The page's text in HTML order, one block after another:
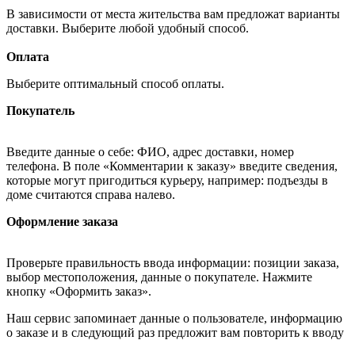
В зависимости от места жительства вам предложат варианты
доставки. Выберите любой удобный способ.
Оплата
Выберите оптимальный способ оплаты.
Покупатель
Введите данные о себе: ФИО, адрес доставки, номер
телефона. В поле «Комментарии к заказу» введите сведения,
которые могут пригодиться курьеру, например: подъезды в
доме считаются справа налево.
Оформление заказа
Проверьте правильность ввода информации: позиции заказа,
выбор местоположения, данные о покупателе. Нажмите
кнопку «Оформить заказ».
Наш сервис запоминает данные о пользователе, информацию
о заказе и в следующий раз предложит вам повторить к вводу